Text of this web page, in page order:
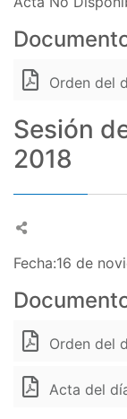
Orden del
Sesión
2018
Fecha:16 de
Orden del
Acta del